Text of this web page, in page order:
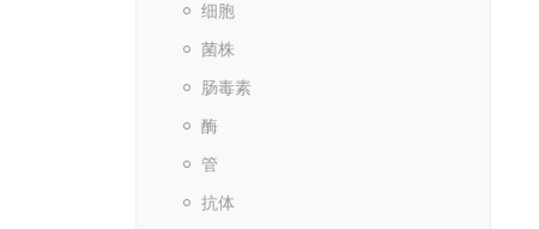
细胞
菌株
肠毒素
酶
管
抗体